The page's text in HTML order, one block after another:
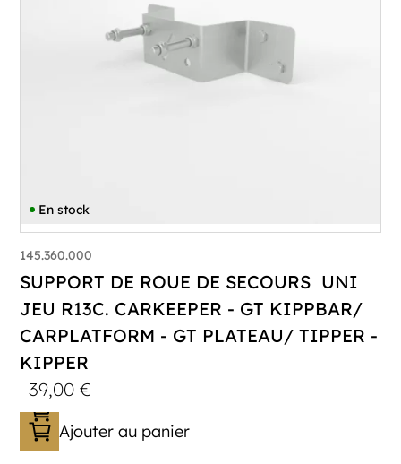
En stock
145.360.000
SUPPORT DE ROUE DE SECOURS UNI
JEU R13C. CARKEEPER - GT KIPPBAR/
CARPLATFORM - GT PLATEAU/ TIPPER -
KIPPER
39,00€
Ajouter au panier